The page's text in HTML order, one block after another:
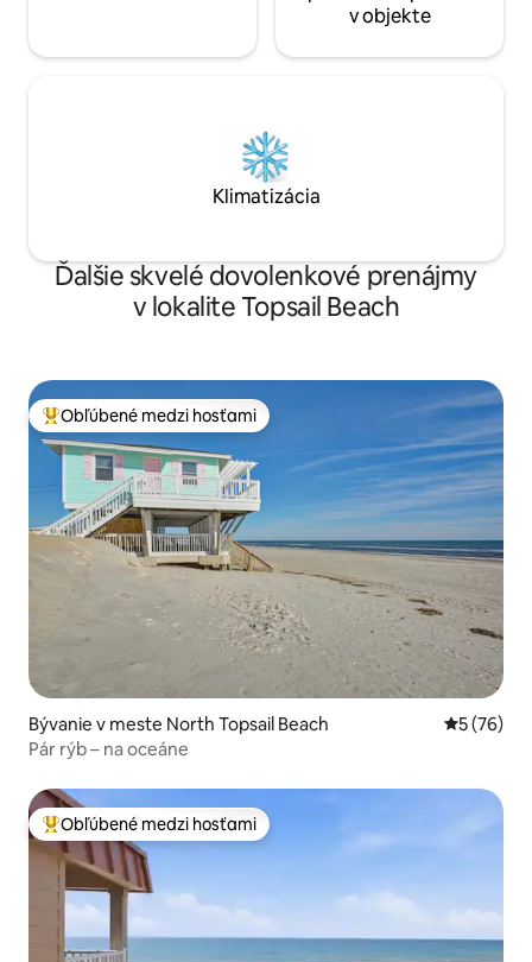
v objekte
Klimatizácia
Ďalšie skvelé dovolenkové prenájmy
v lokalite Topsail Beach
Najobľúbenejšie medzi hosťami
Obľúbené medzi hosťami
Bývanie v meste North Topsail Beach
5 (76)
Pár rýb – na oceáne
Najobľúbenejšie medzi hosťami
Obľúbené medzi hosťami